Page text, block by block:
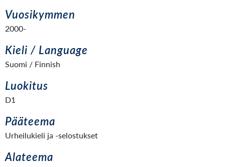
Vuosikymmen
2000-
Kieli / Language
Suomi / Finnish
Luokitus
D1
Pääteema
Urheilukieli ja -selostukset
Alateema